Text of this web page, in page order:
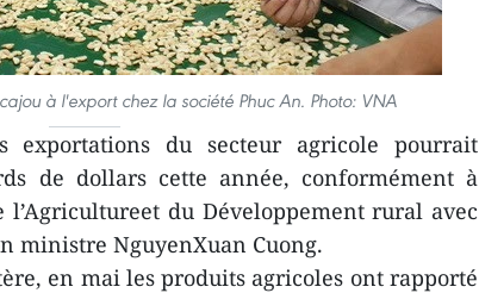
à l'export chez la société Phuc An. Photo: VNA
exportations du secteur agricole pourrait
de dollars cette année, conformément à
l’Agricultureet du Développement rural avec
ministre NguyenXuan Cuong.
en mai les produits agricoles ont rapporté